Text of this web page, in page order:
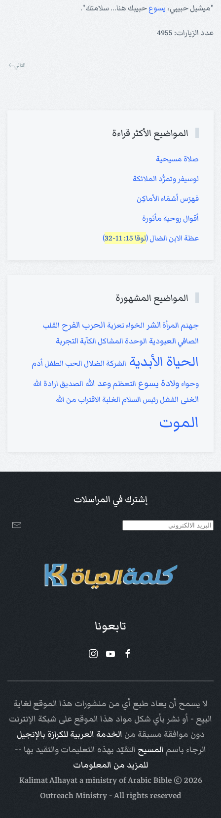
"ميشيل حبيبي، يسوعحبيبك هنا... سلامتك".
عدد الزيارات: 4955
التالي
المواضيع الأكثر قراءة
صلاة مسيحية
لوسيفر وتمرُّد الملائكة
فهرَس أسْمَاء الأماكِن
أقوال روحية مأثورة
عظة الابن الضال (لوقا 15: 11-32 )
المواضيع المشهورة
جهنم المرأة الشر الخواء تعزية الحرب الفرح القلب
الصافي العبودية الوحدة المشاكل الكآبة التجربة
الحياة الأبدية الشركة الضلال الحب الطفل أدم
وحواء ولادة يسوع التعظموعد الله الصديق ارادة الله
الغنى الفشل رئيس السلام الغلبة الاقتراب من الله
الموت
إشترك في المراسلات
تابعونا
لا يسمح أن يعاد طبع أي من منشورات هذا الموقع لغاية
البيع - أو نشر بأي شكل مواد هذا الموقع على شبكة الإنترنت
دون موافقة مسبقة من الخدمة العربية للكرازة بالإنجيل
الرجاء باسم المسيح التقيّد بهذه التعليمات والتقيد بها --
للمزيد من المعلومات
2026
© Kalimat Alhayat a ministry of
Arabic Bible
Outreach Ministry- All rights reserved